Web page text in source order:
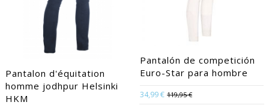
Pantalon d'équitation
homme jodhpur Helsinki
HKM
Pantalón de competición
Euro-Star para hombre
34,99 € 119,95 €